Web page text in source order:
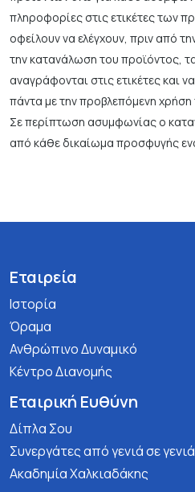
πληροφορίες στις ετικέτες των
οφείλουν να ελέγχουν, πριν από
την κατανάλωση του προϊόντος,
αναγράφονται στις ετικέτες και
πάντα με την προβλεπόμενη
Σε περίπτωση ασυμφωνίας ο
από κάθε δικαίωμα προσφυγής
Εταιρεία
Ιστορία
Όραμα
Ανθρώπινο Δυναμικό
Κέντρο Διανομής
Εταιρική Ευθύνη
Δίπλα Σου
Συνεργάτες από γενιά σε γενιά
Ακαδημία Χαλκιαδάκης